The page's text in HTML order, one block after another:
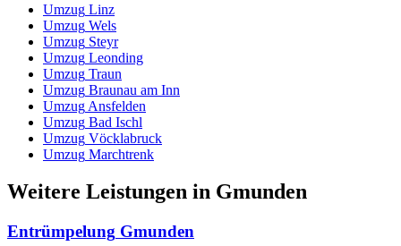
Umzug Linz
Umzug Wels
Umzug Steyr
Umzug Leonding
Umzug Traun
Umzug Braunau am Inn
Umzug Ansfelden
Umzug Bad Ischl
Umzug Vöcklabruck
Umzug Marchtrenk
Weitere Leistungen in Gmunden
Entrümpelung Gmunden